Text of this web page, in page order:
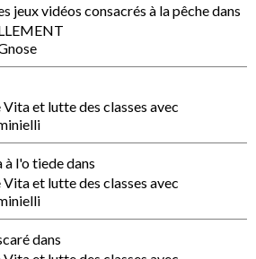
jeux vidéos consacrés à la pêchedans
et lutte des classes avec
à l'o tiededans
et lutte des classes avec
dans